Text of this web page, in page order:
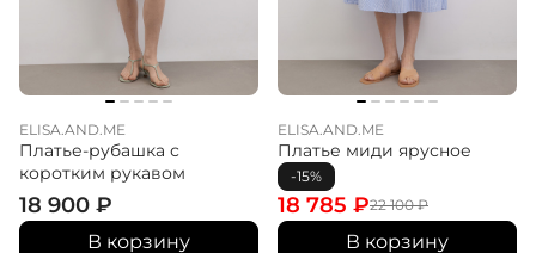
ELISA.AND.ME
Платье-рубашка с
коротким рукавом
18 900 ₽
В корзину
ELISA.AND.ME
Платье миди ярусное
-15%
22 100₽
18 785 ₽
В корзину